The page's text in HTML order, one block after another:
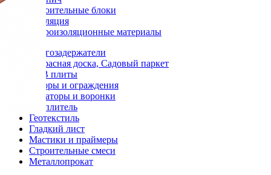
Строительные блоки
Изоляция
Гидроизоляционные материалы
Снегозадержатели
Террасная доска, Садовый паркет
OSB плиты
Заборы и ограждения
Аэраторы и воронки
Утеплитель
Геотекстиль
Гладкий лист
Мастики и праймеры
Строительные смеси
Металлопрокат